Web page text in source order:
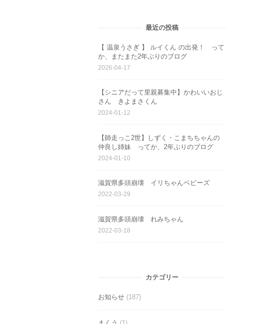
最近の投稿
【 温泉うさぎ 】 ルイくん の出発！ って
か、またまた2年ぶりのブログ
2026-04-17
【シニアだって里親募集中】かわいいおじ
さん きよまさくん
2024-01-12
【師走っこ2世】しずく・こまちちゃんの
仲良し姉妹 ってか、2年ぶりのブログ
2024-01-10
滋賀県多頭崩壊 イリちゃんベビーズ
2022-03-29
滋賀県多頭崩壊 れみちゃん
2022-03-18
カテゴリー
お知らせ (187)